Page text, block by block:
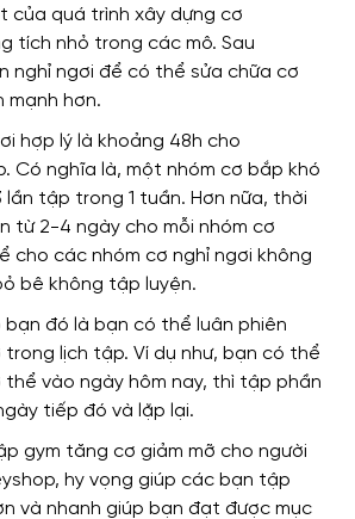
của quá trình xây dựng cơ
tích nhỏ trong các mô. Sau
nghỉ ngơi để có thể sửa chữa cơ
mạnh hơn.
hợp lý là khoảng 48h cho
Có nghĩa là, một nhóm cơ bắp khó
tập trong 1 tuần. Hơn nữa, thời
từ 2-4 ngày cho mỗi nhóm cơ
cho các nhóm cơ nghỉ ngơi không
bê không tập luyện.
bạn đó là bạn có thể luân phiên
trong lịch tập. Ví dụ như, bạn có thể
vào ngày hôm nay, thì tập phần
tiếp đó và lặp lại.